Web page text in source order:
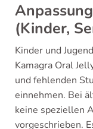
(Kinder,
Kinder und
Kamagra Oral
und fehlenden
einnehmen. Bei
keine speziellen
vorgeschrieben.